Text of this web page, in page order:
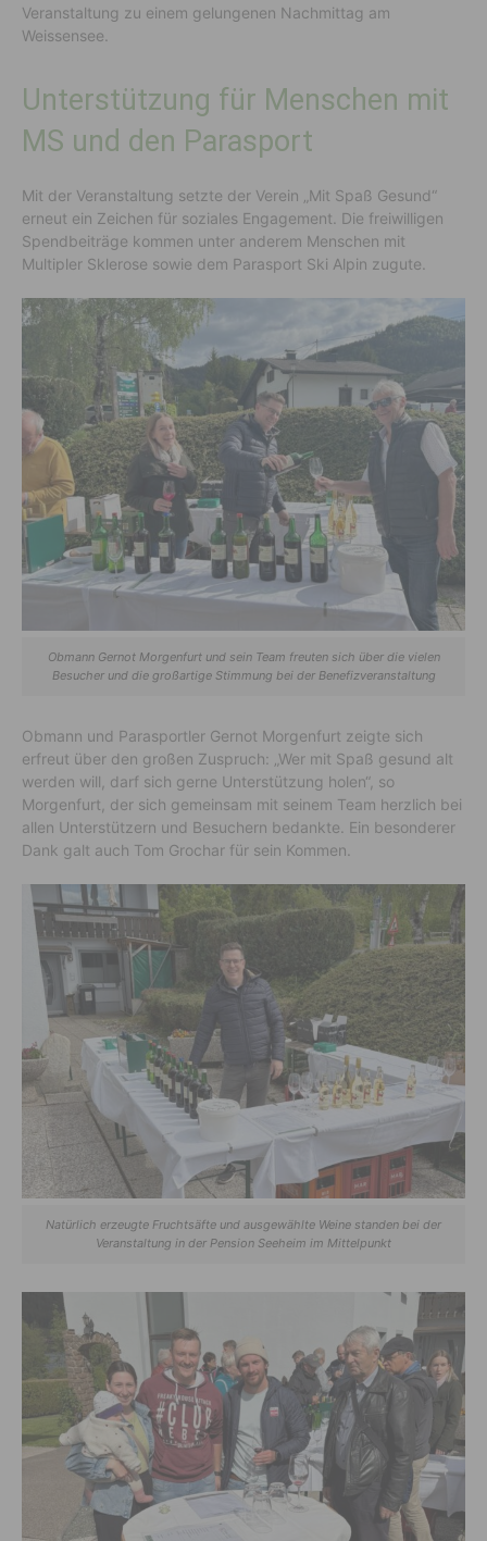
Veranstaltung zu einem gelungenen Nachmittag am
Weissensee.
Unterstützung für Menschen mit
MS und den Parasport
Mit der Veranstaltung setzte der Verein „Mit Spaß Gesund“
erneut ein Zeichen für soziales Engagement. Die freiwilligen
Spendbeiträge kommen unter anderem Menschen mit
Multipler Sklerose sowie dem Parasport Ski Alpin zugute.
Obmann Gernot Morgenfurt und sein Team freuten sich über die vielen
Besucher und die großartige Stimmung bei der Benefizveranstaltung
Obmann und Parasportler Gernot Morgenfurt zeigte sich
erfreut über den großen Zuspruch: „Wer mit Spaß gesund alt
werden will, darf sich gerne Unterstützung holen“, so
Morgenfurt, der sich gemeinsam mit seinem Team herzlich bei
allen Unterstützern und Besuchern bedankte. Ein besonderer
Dank galt auch Tom Grochar für sein Kommen.
Natürlich erzeugte Fruchtsäfte und ausgewählte Weine standen bei der
Veranstaltung in der Pension Seeheim im Mittelpunkt